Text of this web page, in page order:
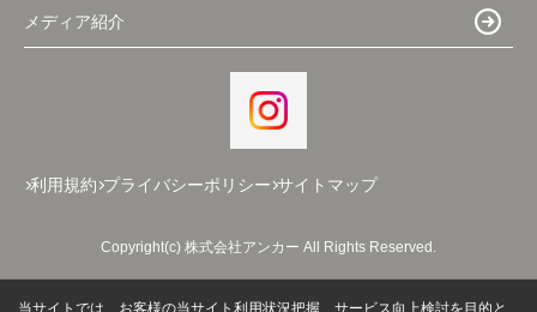
メディア紹介
利用規約 プライバシーポリシー サイトマップ
Copyright(c) 株式会社アンカー All Rights Reserved.
当サイトでは、お客様の当サイト利用状況把握、サービス向上検討を目的と